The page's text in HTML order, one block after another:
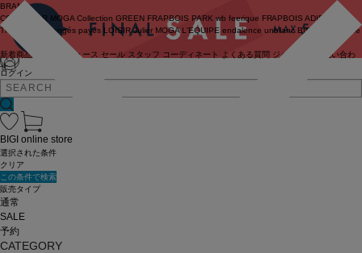
ログイン
BRAND
COUTURIER MOGA Collection GREEN FRAPBOIS PARK wb feerique FRAPBOIS ADIEU
TRISTESSE
congés payés LOISIR Julier MOGA L'EQUIPE endalence unbilanc BIGI online store
新着商品 ニュース セール スタッフ コーディネート よくある質問 ジャーナル
お問い合わ
せ
BIGI online store
選択された条件
クリア
この条件で検索
販売タイプ
通常
SALE
予約
CATEGORY